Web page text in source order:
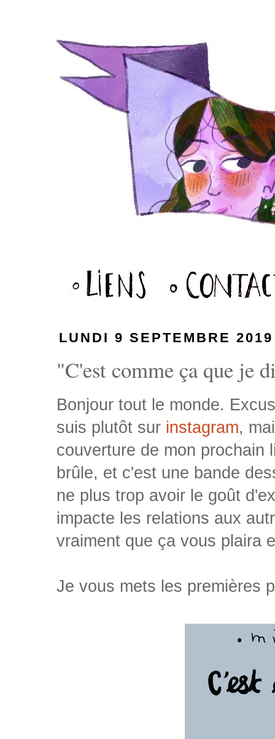
LUNDI 9 SEPTEMBRE 2019
"C'est comme ça que je
Bonjour tout le monde.
suis plutôt sur instagram,
couverture de mon prochain
brûle, et c'est une bande
ne plus trop avoir le goût
impacte les relations aux
vraiment que ça vous plaira
Je vous mets les premières